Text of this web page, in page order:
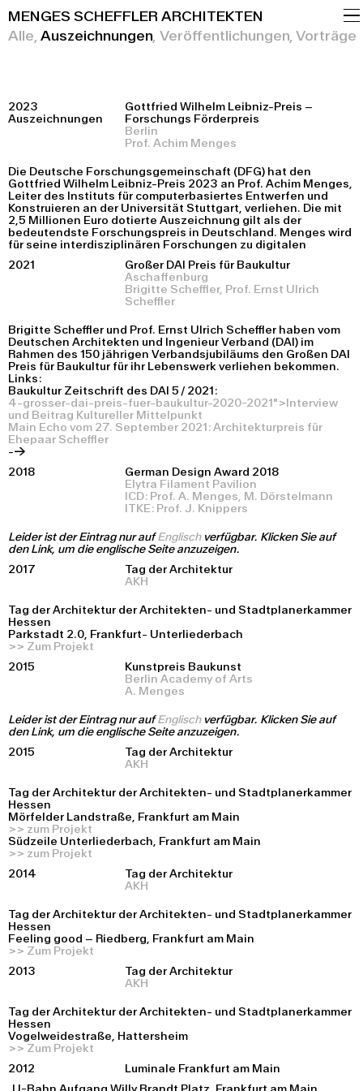
MENGES SCHEFFLER ARCHITEKTEN
PROJEKTE
BÜRO
DE EN
Alle Auszeichnungen Veröffentlichungen Vorträge
2023
Auszeichnungen
Gottfried Wilhelm Leibniz-Preis –
Forschungs Förderpreis
Berlin
Prof. Achim Menges
Die Deutsche Forschungsgemeinschaft (DFG) hat den
Gottfried Wilhelm Leibniz-Preis 2023 an Prof. Achim Menges,
Leiter des Instituts für computerbasiertes Entwerfen und
Konstruieren an der Universität Stuttgart, verliehen. Die mit
2,5 Millionen Euro dotierte Auszeichnung gilt als der
bedeutendste Forschungspreis in Deutschland. Menges wird
für seine interdisziplinären Forschungen zu digitalen
2021
Großer DAI Preis für Baukultur
Aschaffenburg
Brigitte Scheffler, Prof. Ernst Ulrich
Scheffler
Brigitte Scheffler und Prof. Ernst Ulrich Scheffler haben vom
Deutschen Architekten und Ingenieur Verband (DAI) im
Rahmen des 150 jährigen Verbandsjubiläums den Großen DAI
Preis für Baukultur für ihr Lebenswerk verliehen bekommen.
Links:
Baukultur Zeitschrift des DAI 5 / 2021:
4-grosser-dai-preis-fuer-baukultur-2020-2021">Interview
und Beitrag Kultureller Mittelpunkt
Main Echo vom 27. September 2021:Architekturpreis für
Ehepaar Scheffler
-->
2018
German Design Award 2018
Elytra Filament Pavilion
ICD: Prof. A. Menges, M. Dörstelmann
ITKE: Prof. J. Knippers
Leider ist der Eintrag nur aufEnglisch verfügbar. Klicken Sie auf
den Link, um die englische Seite anzuzeigen.
2017
Tag der Architektur
AKH
Tag der Architektur der Architekten- und Stadtplanerkammer
Hessen
Parkstadt 2.0, Frankfurt- Unterliederbach
>> Zum Projekt
2015
Kunstpreis Baukunst
Berlin Academy of Arts
A. Menges
Leider ist der Eintrag nur aufEnglisch verfügbar. Klicken Sie auf
den Link, um die englische Seite anzuzeigen.
2015
Tag der Architektur
AKH
Tag der Architektur der Architekten- und Stadtplanerkammer
Hessen
Mörfelder Landstraße, Frankfurt am Main
>> zum Projekt
Südzeile Unterliederbach, Frankfurt am Main
>> zum Projekt
2014
Tag der Architektur
AKH
Tag der Architektur der Architekten- und Stadtplanerkammer
Hessen
Feeling good – Riedberg, Frankfurt am Main
>> Zum Projekt
2013
Tag der Architektur
AKH
Tag der Architektur der Architekten- und Stadtplanerkammer
Hessen
Vogelweidestraße, Hattersheim
>> Zum Projekt
2012
Luminale Frankfurt am Main